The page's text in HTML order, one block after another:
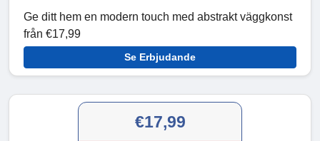
Ge ditt hem en modern touch med abstrakt väggkonst
från €17,99
Se Erbjudande
€17,99